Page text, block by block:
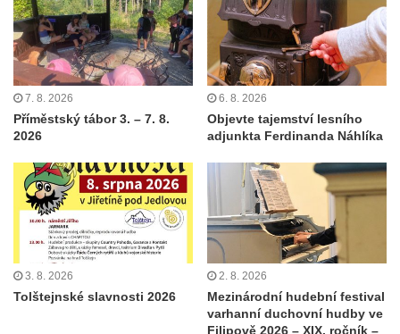
7. 8. 2026
Příměstský tábor 3. – 7. 8.
2026
6. 8. 2026
Objevte tajemství lesního
adjunkta Ferdinanda Náhlíka
3. 8. 2026
Tolštejnské slavnosti 2026
2. 8. 2026
Mezinárodní hudební festival
varhanní duchovní hudby ve
Filipově 2026 – XIX. ročník –